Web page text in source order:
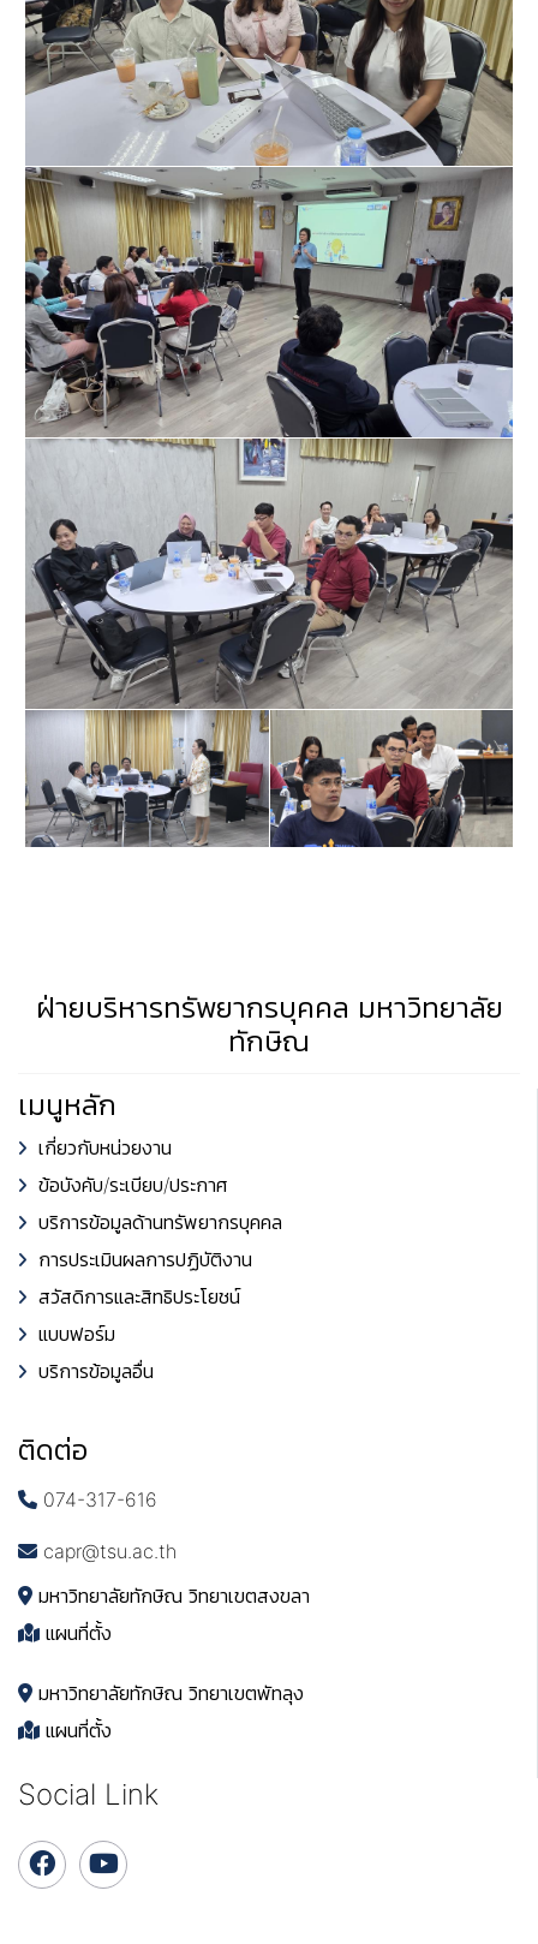
ฝ่ายบริหารทรัพยากรบุคคล มหาวิทยาลัย
ทักษิณ
เมนูหลัก
เกี่ยวกับหน่วยงาน
ข้อบังคับ/ระเบียบ/ประกาศ
บริการข้อมูลด้านทรัพยากรบุคคล
การประเมินผลการปฏิบัติงาน
สวัสดิการและสิทธิประโยชน์
แบบฟอร์ม
บริการข้อมูลอื่น
ติดต่อ
074-317-616
capr@tsu.ac.th
มหาวิทยาลัยทักษิณ วิทยาเขตสงขลา
แผนที่ตั้ง
มหาวิทยาลัยทักษิณ วิทยาเขตพัทลุง
แผนที่ตั้ง
Social Link